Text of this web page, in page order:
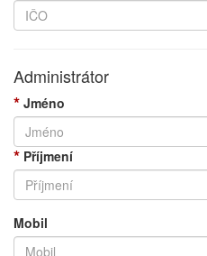
Administrátor
* Jméno
* Příjmení
Mobil